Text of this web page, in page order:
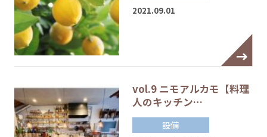
2021.09.01
vol.9 ニモアルカモ【料理
人のキッチン…
設備